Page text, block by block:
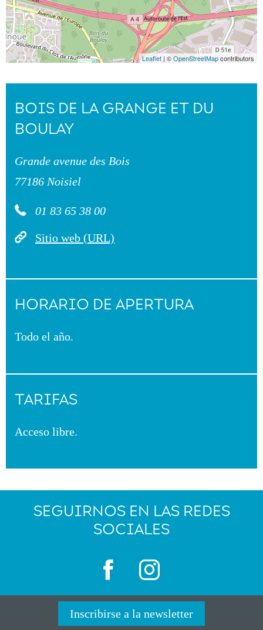
Leaflet | ©OpenStreetMapcontributors
BOIS DE LA GRANGE ET DU
BOULAY
Grande avenue des Bois
77186 Noisiel
01 83 65 38 00
Sitio web (URL)
HORARIO DE APERTURA
Todo el año.
TARIFAS
Acceso libre.
SEGUIRNOS EN LAS REDES
SOCIALES
Inscribirse a la newsletter